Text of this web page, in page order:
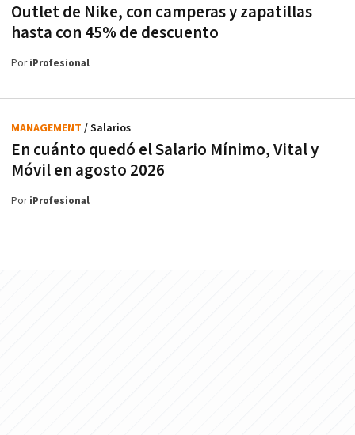
Outlet de Nike, con camperas y zapatillas
hasta con 45% de descuento
PoriProfesional
En cuánto quedó el Salario Mínimo, Vital y
Móvil en agosto 2026
MANAGEMENT / Salarios
PoriProfesional